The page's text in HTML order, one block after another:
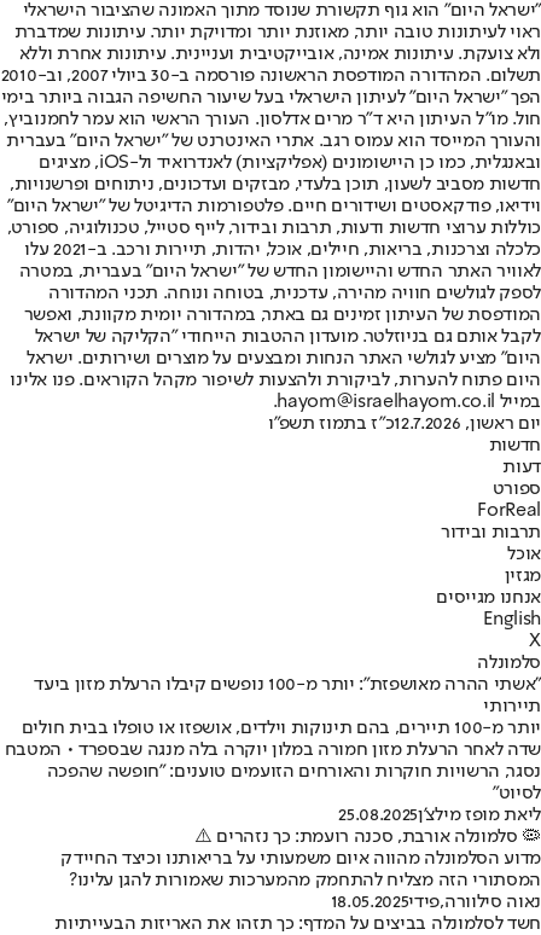
"ישראל היום" הוא גוף תקשורת שנוסד מתוך האמונה שהציבור הישראלי
ראוי לעיתונות טובה יותר, מאוזנת יותר ומדויקת יותר. עיתונות שמדברת
ולא צועקת. עיתונות אמינה, אובייקטיבית ועניינית. עיתונות אחרת וללא
תשלום. המהדורה המודפסת הראשונה פורסמה ב-30 ביולי 2007, וב-2010
הפך "ישראל היום" לעיתון הישראלי בעל שיעור החשיפה הגבוה ביותר בימי
חול. מו"ל העיתון היא ד"ר מרים אדלסון. העורך הראשי הוא עמר לחמנוביץ,
והעורך המייסד הוא עמוס רגב. אתרי האינטרנט של "ישראל היום" בעברית
ובאנגלית, כמו כן היישומונים (אפליקציות) לאנדרואיד ול-iOS, מציגים
חדשות מסביב לשעון, תוכן בלעדי, מבזקים ועדכונים, ניתוחים ופרשנויות,
וידיאו, פודקאסטים ושידורים חיים. פלטפורמות הדיגיטל של "ישראל היום"
כוללות ערוצי חדשות ודעות, תרבות ובידור, לייף סטייל, טכנולוגיה, ספורט,
כלכלה וצרכנות, בריאות, חיילים, אוכל, יהדות, תיירות ורכב. ב-2021 עלו
לאוויר האתר החדש והיישומון החדש של "ישראל היום" בעברית, במטרה
לספק לגולשים חוויה מהירה, עדכנית, בטוחה ונוחה. תכני המהדורה
המודפסת של העיתון זמינים גם באתר, במהדורה יומית מקוונת, ואפשר
לקבל אותם גם בניוזלטר. מועדון ההטבות הייחודי "הקליקה של ישראל
היום" מציע לגולשי האתר הנחות ומבצעים על מוצרים ושירותים. ישראל
היום פתוח להערות, לביקורת ולהצעות לשיפור מקהל הקוראים. פנו אלינו
במייל hayom@israelhayom.co.il.
יום ראשון, 12.7.2026
כ"ז בתמוז תשפ"ו
חדשות
דעות
ספורט
ForReal
תרבות ובידור
אוכל
מגזין
אנחנו מגייסים
English
X
סלמונלה
"אשתי ההרה מאושפזת": יותר מ-100 נופשים קיבלו הרעלת מזון ביעד
תיירותי
יותר מ-100 תיירים, בהם תינוקות וילדים, אושפזו או טופלו בבית חולים
שדה לאחר הרעלת מזון חמורה במלון יוקרה בלה מנגה שבספרד • המטבח
נסגר, הרשויות חוקרות והאורחים הזועמים טוענים: "חופשה שהפכה
לסיוט"
ליאת מופז מילצ'ן25.08.2025
🦠 סלמונלה אורבת, סכנה רועמת: כך נזהרים ⚠️
מדוע הסלמונלה מהווה איום משמעותי על בריאותנו וכיצד החיידק
המסתורי הזה מצליח להתחמק מהמערכות שאמורות להגן עלינו?
נאוה סילוורה,פידי18.05.2025
חשד לסלמונלה בביצים על המדף: כך תזהו את האריזות הבעייתיות